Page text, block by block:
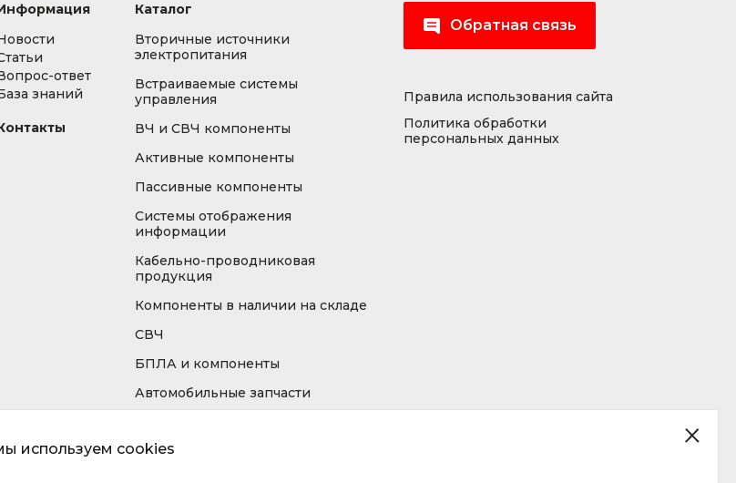
используем cookies
ответ
знаний
Каталог
Вторичные источники
электропитания
Встраиваемые системы
управления
ВЧ и СВЧ компоненты
Активные компоненты
Пассивные компоненты
Системы отображения
информации
Кабельно-проводниковая
продукция
Компоненты в наличии на складе
СВЧ
БПЛА и компоненты
Автомобильные запчасти
Обратная связь
Правила использования сайта
Политика обработки
персональных данных